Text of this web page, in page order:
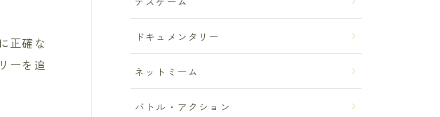
正確な
ーを追
ドキュメンタリー
ネットミーム
バトル・アクション